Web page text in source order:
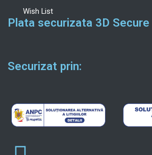
Wish List
Plata securizata 3D Secure
Securizat prin: